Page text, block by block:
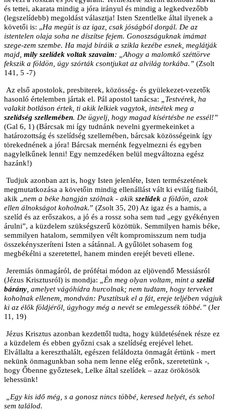
és tettei, akarata mindig a jóra irányul és mindig a legkedvezőbb
(legszelídebb) megoldást választja! Isten Szentlelke által ilyenek a
követői is: „Ha megüt is az igaz, csak jóságból dorgál. De az
istentelen olaja soha ne díszítse fejem. Gonoszságuknak imámat
szege-zem szembe. Ha majd bíráik a szikla kezébe esnek, meglátják
majd, mily szelídek voltak szavaim: „Ahogy a malomkő széttörve
fekszik a földön, úgy szórták csontjukat az alvilág torkába.” (Zsolt
141, 5 -7)
Az első apostolok, presbiterek, közösség- és gyülekezet-vezetők
hasonló értelemben jártak el. Pál apostol tanácsa:
„Testvérek, ha
valakit botláson értek, ti akik lelkiek vagytok, intsétek meg a
szelídség szellemében. De ügyelj, hogy magad kísértésbe ne essél!”
(Gal 6, 1) (Bárcsak mi így tudnánk nevelni gyermekeinket a
határozottság és szelídség szellemében, bárcsak közösségeink így
törekednének a jóra! Bárcsak mernénk fegyelmezni és egyben
nagylelkűnek lenni! Egy nemzedéken belül megváltozna egész
hazánk!)
Tudjuk azonban azt is, hogy Isten jelenléte, Isten természetének
megmutatkozása a követőin mindig ellenállást vált ki evilág fiaiból,
akik „nem a béke hangján szólnak - akik szelídek a földön, azok
ellen álnokságot koholnak.” (Zsolt 35, 20) Az igaz és a hamis, a
szelíd és az erőszakos, a jó és a rossz soha sem tud „egy gyékényen
árulni”, a küzdelem szükségszerű közöttük. Semmilyen hamis béke,
semmilyen hatalom, semmilyen vélt kompromisszum nem tudja
összekényszeríteni Isten a sátánnal. A gyűlölet sohasem fog
megbékélni a szeretettel, hanem minden erejét beveti ellene.
Jeremiás önmagáról, de prófétai módon az eljövendő Messiásról
(Jézus Krisztusról) is mondja:
„Én meg olyan voltam, mint a szelíd
bárány , amelyet vágóhídra hurcolnak; nem tudtam, hogy terveket
koholnak ellenem, mondván: Pusztítsuk el a fát, ereje teljében vágjuk
ki az élők földjéről, úgyhogy még a nevét se emlegessék többé.” (Jer
11, 19)
Jézus Krisztus azonban kezdettől tudta, hogy küldetésének része ez
a küzdelem és ebben győzni csak a szelídség erejével lehet.
Elvállalta a kereszthalált, egészen feláldozta önmagát értünk - mert
nekünk önmagunkban soha nem lenne elég erőnk, szeretetünk -,
hogy Őbenne győztesek, Lelke által szelídek – azaz örökösök
lehessünk!
„Egy kis idő még, s a gonosz nincs többé, keresed helyét, és sehol
sem találod.